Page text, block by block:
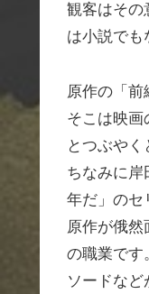
観客はその
は小説でも
原作の「前
そこは映画
とつぶや
ちなみに岸
年だ」のセ
原作が俄
の職業です
ソードな